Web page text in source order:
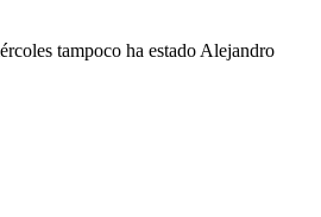
tampoco ha estado Alejandro